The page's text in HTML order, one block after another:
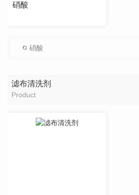
硝酸
硝酸
滤布清洗剂
Product